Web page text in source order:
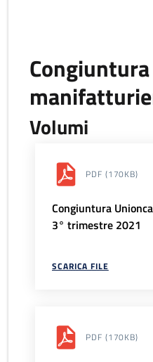
Congiuntura
Volumi
PDF (170KB)
Congiuntura
3° trimestre 2021
SCARICA FILE
PDF (170KB)